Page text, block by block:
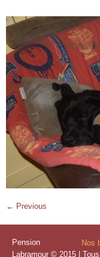
← Previous
Nos
Pension
Labramour © 2015 |